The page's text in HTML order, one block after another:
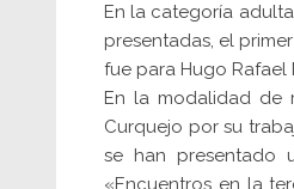
En la categoría
presentadas, el
fue para Hugo Rafael
En la modalidad de
Curquejo por su
se han presentado
«Encuentros en la